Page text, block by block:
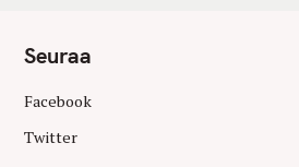
Seuraa
Facebook
Twitter